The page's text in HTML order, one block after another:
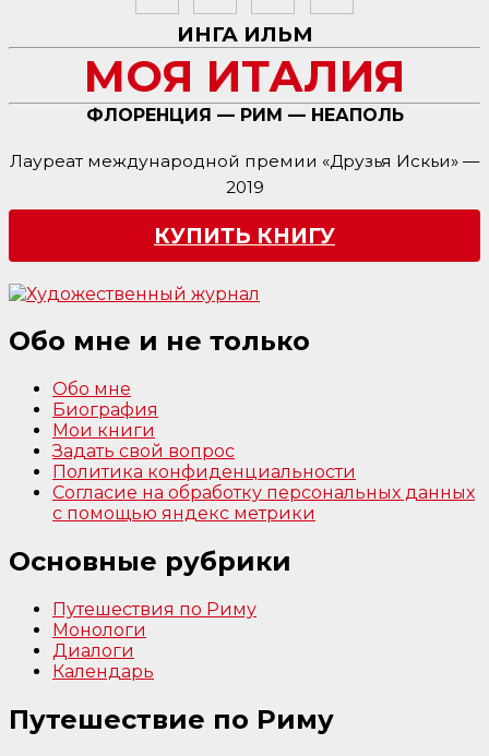
ИНГА ИЛЬМ
МОЯ ИТАЛИЯ
ФЛОРЕНЦИЯ — РИМ — НЕАПОЛЬ
Лауреат международной премии «Друзья Искьи» —
2019
КУПИТЬ КНИГУ
Обо мне и не только
Обо мне
Биография
Мои книги
Задать свой вопрос
Политика конфиденциальности
Согласие на обработку персональных данных
с помощью яндекс метрики
Основные рубрики
Путешествия по Риму
Монологи
Диалоги
Календарь
Путешествие по Риму